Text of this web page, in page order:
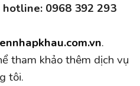
hotline: 0968 392 293
.
tham khảo thêm dịch vụ
tôi.